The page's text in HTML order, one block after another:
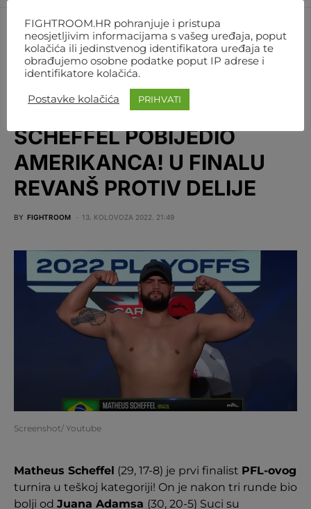
MMA SVIJET
SCHEFFEL POBIJEDIO
AMERIKANCA! U FINALU
REVANŠ PROTIV DELIJE
BY FIGHTROOM 13. KOLOVOZA 2022. 21:49
Screenshot/ Youtube
Matheus Scheffel (29, 17-8) je prvi finalist PFL-ovog
turnira u teškoj kategoriji! On je nakon tri runde bio
bolji od Juana Adamsa (30, 20-5) Suci su
FIGHTROOM.HR pohranjuje i pristupa
neosjetljivim informacijama s vašeg uređaja, poput
kolačića ili jedinstvenog identifikatora uređaja te
obrađujemo osobne podatke poput IP adrese i
identifikatore kolačića.
Postavke kolačića PRIHVATI